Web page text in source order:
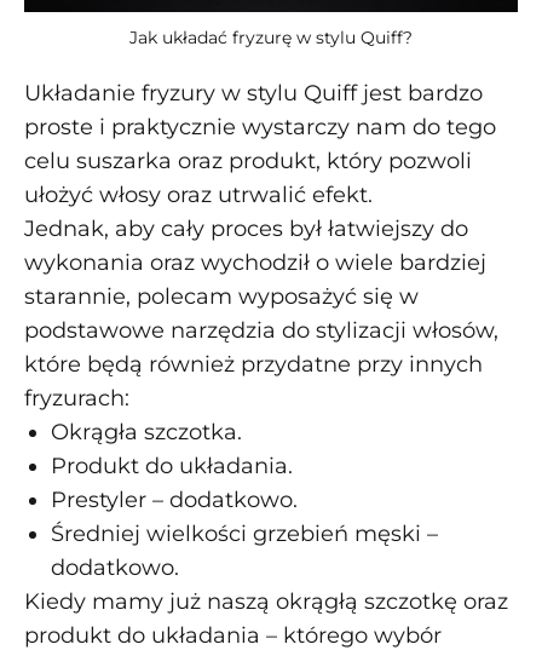
Jak układać fryzurę w stylu Quiff?
Układanie fryzury w stylu Quiff jest bardzo
proste i praktycznie wystarczy nam do tego
celu suszarka oraz produkt, który pozwoli
ułożyć włosy oraz utrwalić efekt.
Jednak, aby cały proces był łatwiejszy do
wykonania oraz wychodził o wiele bardziej
starannie, polecam wyposażyć się w
podstawowe narzędzia do stylizacji włosów,
które będą również przydatne przy innych
fryzurach:
Okrągła szczotka.
Produkt do układania.
Prestyler – dodatkowo.
Średniej wielkości grzebień męski –
dodatkowo.
Kiedy mamy już naszą okrągłą szczotkę oraz
produkt do układania – którego wybór